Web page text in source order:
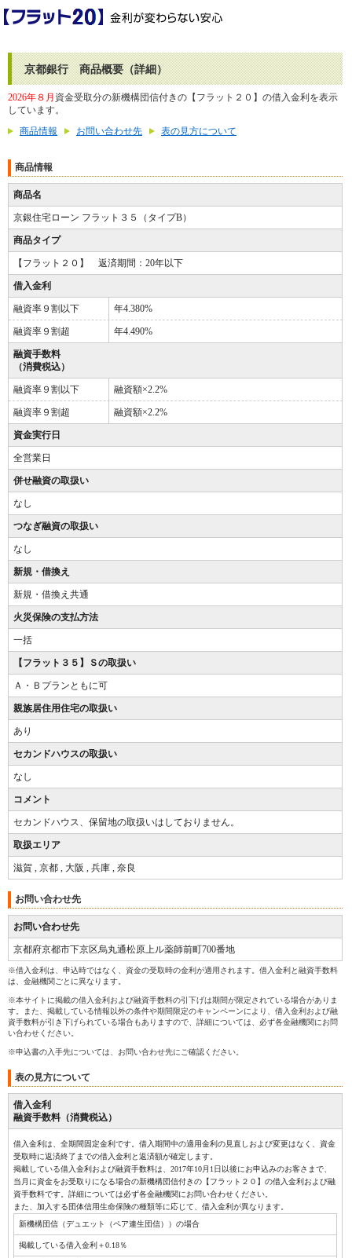
京都銀行 商品概要（詳細）
2026年８月 資金受取分の新機構団信付きの【フラット２０】の借入金利を表示
しています。
商品情報
お問い合わせ先 表の見方について
商品情報
商品名
京銀住宅ローン フラット３５（タイプB）
商品タイプ
【フラット２０】 返済期間：20年以下
借入金利
融資率９割以下 年4.380%
融資率９割超 年4.490%
融資手数料
（消費税込）
融資率９割以下 融資額×2.2%
融資率９割超 融資額×2.2%
資金実行日
全営業日
併せ融資の取扱い
なし
つなぎ融資の取扱い
なし
新規・借換え
新規・借換え共通
火災保険の支払方法
一括
【フラット３５】Ｓの取扱い
Ａ・Ｂプランともに可
親族居住用住宅の取扱い
あり
セカンドハウスの取扱い
なし
コメント
セカンドハウス、保留地の取扱いはしておりません。
取扱エリア
滋賀 , 京都 , 大阪 , 兵庫 , 奈良
お問い合わせ先
お問い合わせ先
京都府京都市下京区烏丸通松原上ル薬師前町700番地
※借入金利は、申込時ではなく、資金の受取時の金利が適用されます。借入金利と融資手数料
は、金融機関ごとに異なります。
※本サイトに掲載の借入金利および融資手数料の引下げは期間が限定されている場合がありま
す。また、掲載している情報以外の条件や期間限定のキャンペーンにより、借入金利および融
資手数料が引き下げられている場合もありますので、詳細については、必ず各金融機関にお問
い合わせください。
※申込書の入手先については、お問い合わせ先にご確認ください。
表の見方について
借入金利
融資手数料（消費税込）
借入金利は、全期間固定金利です。借入期間中の適用金利の見直しおよび変更はなく、資金
受取時に返済終了までの借入金利と返済額が確定します。
掲載している借入金利および融資手数料は、2017年10月1日以後にお申込みのお客さまで、
当月に資金をお受取りになる場合の新機構団信付きの【フラット２０】の借入金利および融
資手数料です。詳細については必ず各金融機関にお問い合わせください。
また、加入する団体信用生命保険の種類等に応じて、借入金利が異なります。
新機構団信（デュエット（ペア連生団信））の場合
掲載している借入金利＋0.18％